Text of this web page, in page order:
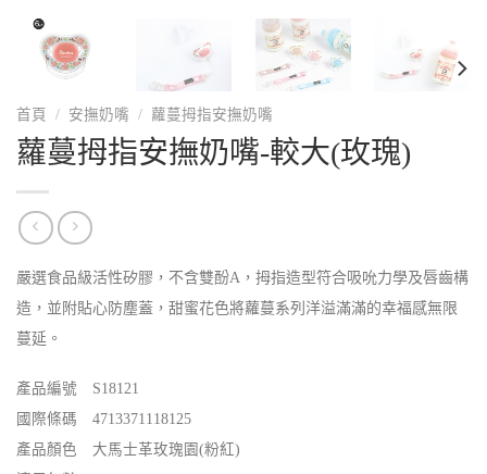
首頁 / 安撫奶嘴 / 蘿蔓拇指安撫奶嘴
蘿蔓拇指安撫奶嘴-較大(玫瑰)
嚴選食品級活性矽膠，不含雙酚A，拇指造型符合吸吮力學及唇齒構
造，並附貼心防塵蓋，甜蜜花色將蘿蔓系列洋溢滿滿的幸福感無限
蔓延。
產品編號 S18121
國際條碼 4713371118125
產品顏色 大馬士革玫瑰園(粉紅)